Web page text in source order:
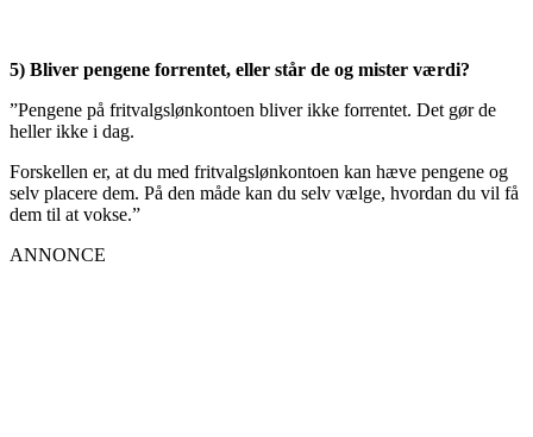
5) Bliver pengene forrentet, eller står de og mister værdi?
”Pengene på fritvalgslønkontoen bliver ikke forrentet. Det gør de
heller ikke i dag.
Forskellen er, at du med fritvalgslønkontoen kan hæve pengene og
selv placere dem. På den måde kan du selv vælge, hvordan du vil få
dem til at vokse.”
ANNONCE